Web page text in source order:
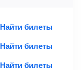
Найти билеты
Найти билеты
Найти билеты